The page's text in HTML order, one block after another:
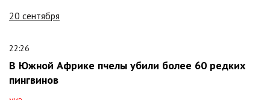
20 сентября
22:26
В Южной Африке пчелы убили более 60 редких
пингвинов